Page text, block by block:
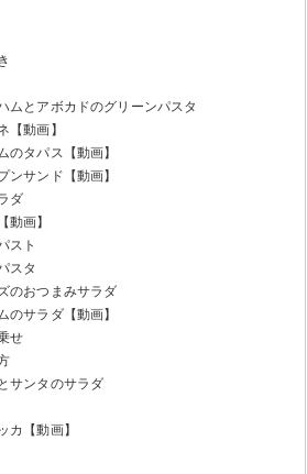
ムとアボカドのグリーンパスタ
【動画】
のタパス【動画】
ンサンド【動画】
ダ
動画】
スト
スタ
のおつまみサラダ
のサラダ【動画】
せ
サンタのサラダ
カ【動画】